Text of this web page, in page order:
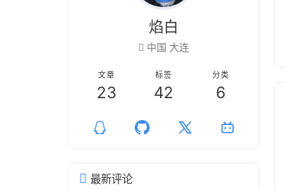
焰白
中国 大连
文章
23
标签
42
分类
6
最新评论